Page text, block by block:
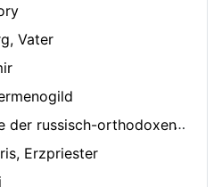
Vater
russisch-orthodoxen Kirche
Erzpriester